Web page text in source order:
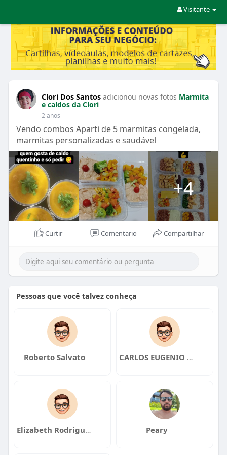
Visitante
Clori Dos Santos adicionou novas fotos Marmita
e caldos da Clori
2 anos
Vendo combos Aparti de 5 marmitas congelada,
marmitas personalizadas e saudável
+4
Curtir Comentario Compartilhar
Pessoas que você talvez conheça
Roberto Salvato CARLOS EUGENIO LOPES
Elizabeth Rodrigues Peary